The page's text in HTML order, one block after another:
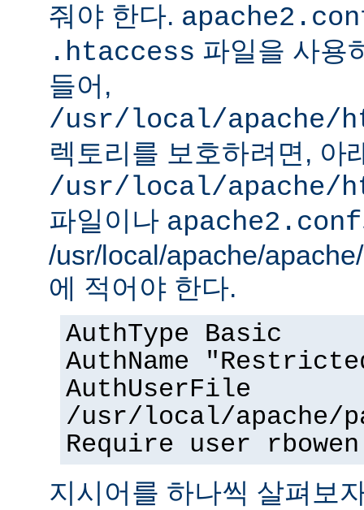
줘야 한다.
.htaccess 파일을 사용
들어,
/usr/local/apache/
렉토리를 보호하려면, 아
/usr/local/apache/
파일이나 apache2.conf
/usr/local/apache/
에 적어야 한다.
AuthType Basic
AuthName
AuthUserFile
/usr/local/apache/
Require user rbowen
지시어를 하나씩 살펴보